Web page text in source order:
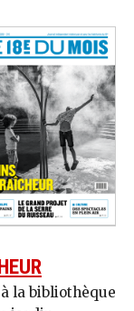
la bibliothèque